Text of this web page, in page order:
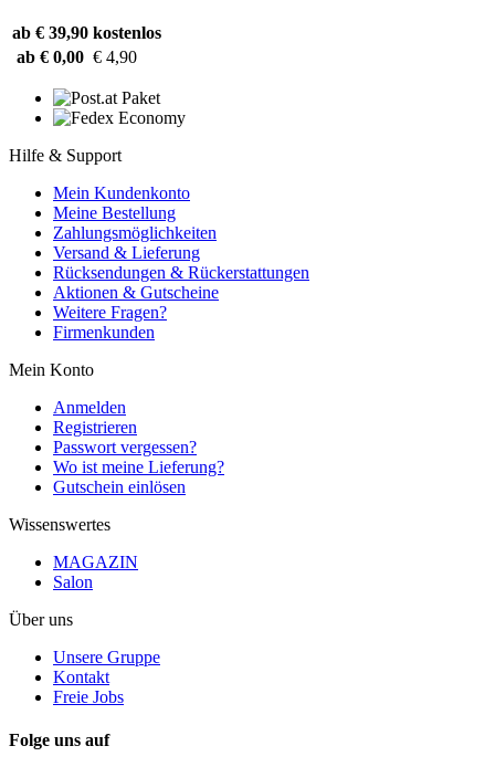
ab € 39,90 kostenlos
ab € 0,00 € 4,90
Hilfe & Support
Mein Kundenkonto
Meine Bestellung
Zahlungsmöglichkeiten
Versand & Lieferung
Rücksendungen & Rückerstattungen
Aktionen & Gutscheine
Weitere Fragen?
Firmenkunden
Mein Konto
Anmelden
Registrieren
Passwort vergessen?
Wo ist meine Lieferung?
Gutschein einlösen
Wissenswertes
MAGAZIN
Salon
Über uns
Unsere Gruppe
Kontakt
Freie Jobs
Folge uns auf